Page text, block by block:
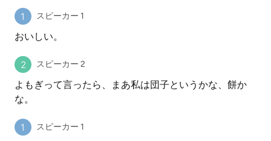
スピーカー 1
おいしい。
スピーカー 2
よもぎって言ったら、まあ私は団子というかな、餅か
な。
スピーカー 1